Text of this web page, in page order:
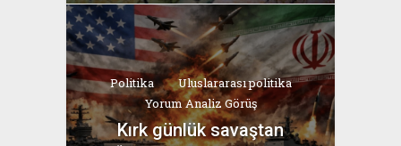
yazan
Bahri Ak
Politika
Uluslararası politika
Yorum Analiz Görüş
Kırk günlük savaştan